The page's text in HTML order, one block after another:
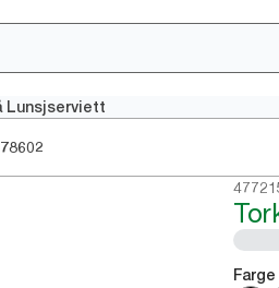
Lunsjserviett
Farge